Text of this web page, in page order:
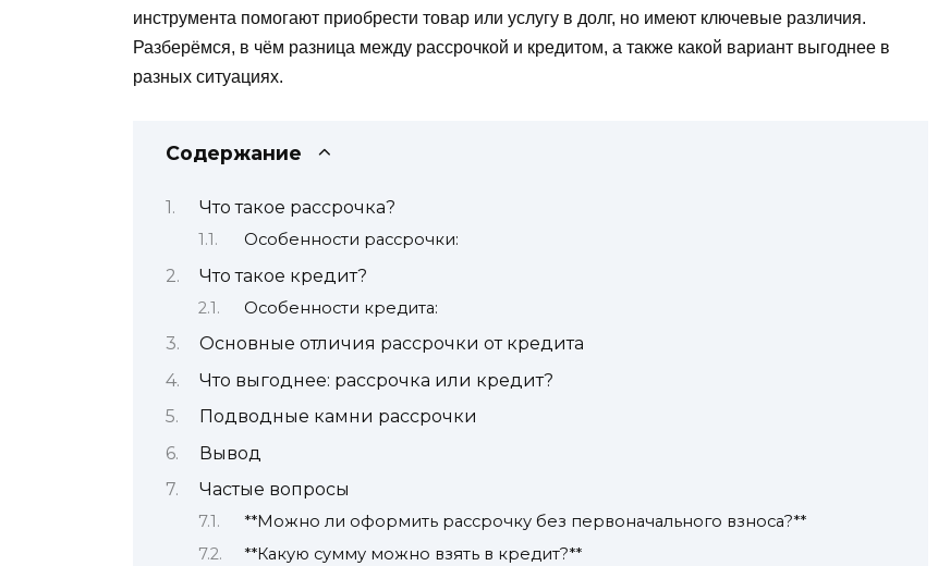
инструмента помогают приобрести товар или услугу в долг, но имеют ключевые различия.
Разберёмся, в чём разница между рассрочкой и кредитом, а также какой вариант выгоднее в
разных ситуациях.
Содержание
Что такое рассрочка?
Особенности рассрочки:
Что такое кредит?
Особенности кредита:
Основные отличия рассрочки от кредита
Что выгоднее: рассрочка или кредит?
Подводные камни рассрочки
Вывод
Частые вопросы
**Можно ли оформить рассрочку без первоначального взноса?**
**Какую сумму можно взять в кредит?**